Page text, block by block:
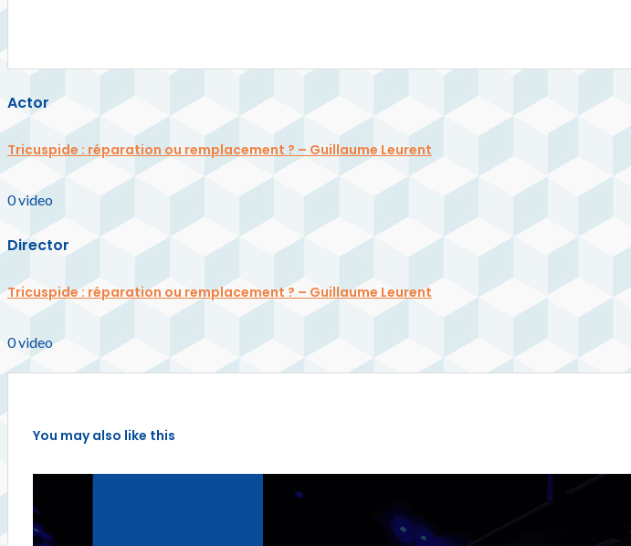
Actor
Tricuspide : réparation ou remplacement ? – Guillaume Leurent
0video
Director
Tricuspide : réparation ou remplacement ? – Guillaume Leurent
0video
You may also like this